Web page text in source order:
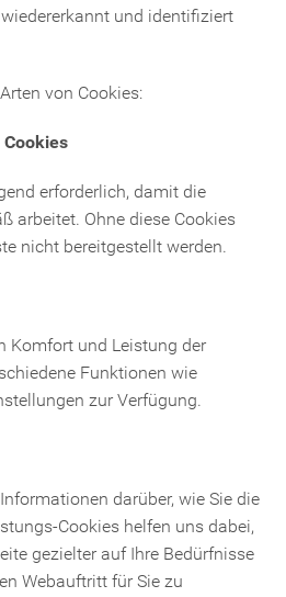
und identifiziert
von Cookies:
erforderlich, damit die
arbeitet. Ohne diese Cookies
nicht bereitgestellt werden.
Komfort und Leistung der
Funktionen wie
zur Verfügung.
darüber, wie Sie die
Cookies helfen uns dabei,
gezielter auf Ihre Bedürfnisse
Webauftritt für Sie zu